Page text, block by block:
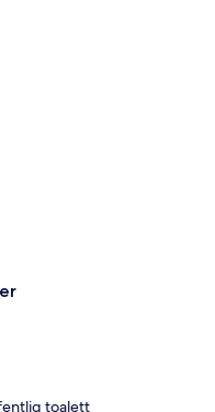
toalett